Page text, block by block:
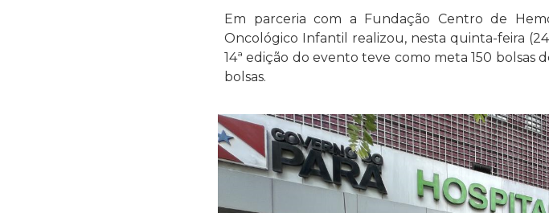
Em parceria com a Fundação Centro de
Oncológico Infantil realizou, nesta quinta-feira
14ª edição do evento teve como meta 150 bolsas
bolsas.